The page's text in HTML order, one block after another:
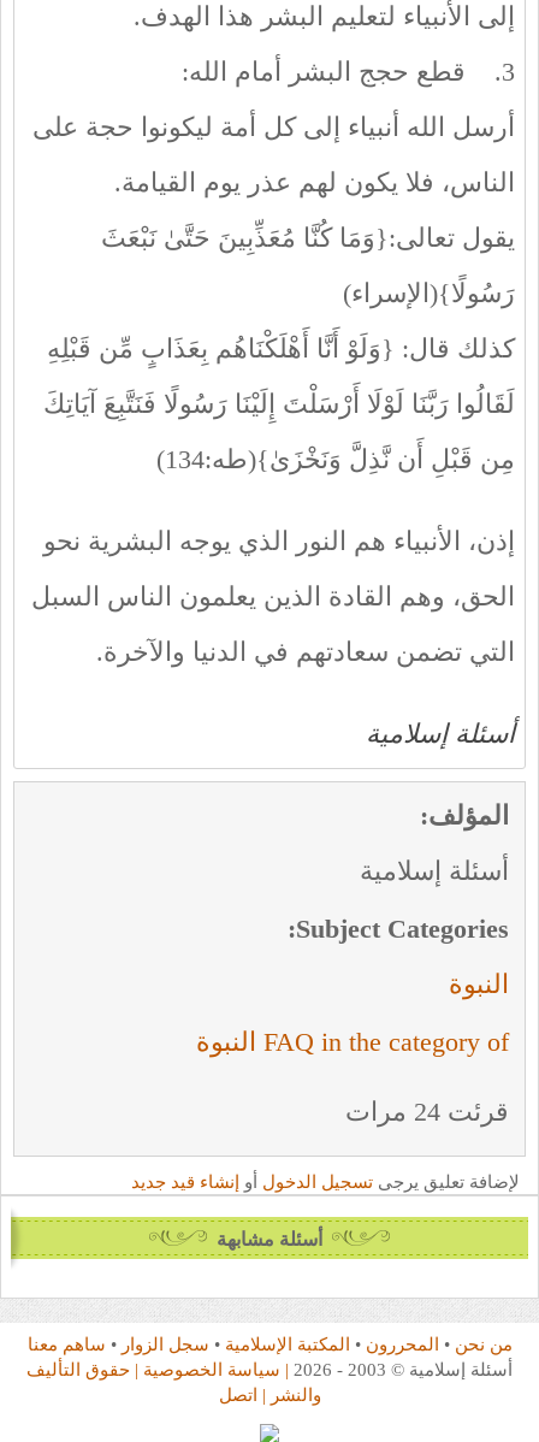
إلى الأنبياء لتعليم البشر هذا الهدف.
3. قطع حجج البشر أمام الله:
أرسل الله أنبياء إلى كل أمة ليكونوا حجة على
الناس، فلا يكون لهم عذر يوم القيامة.
يقول تعالى:{وَمَا كُنَّا مُعَذِّبِينَ حَتَّىٰ نَبْعَثَ
رَسُولًا}(الإسراء)
كذلك قال: {وَلَوْ أَنَّا أَهْلَكْنَاهُم بِعَذَابٍ مِّن قَبْلِهِ
لَقَالُوا رَبَّنَا لَوْلَا أَرْسَلْتَ إِلَيْنَا رَسُولًا فَنَتَّبِعَ آيَاتِكَ
مِن قَبْلِ أَن نَّذِلَّ وَنَخْزَىٰ}(طه:134)
إذن، الأنبياء هم النور الذي يوجه البشرية نحو
الحق، وهم القادة الذين يعلمون الناس السبل
التي تضمن سعادتهم في الدنيا والآخرة.
أسئلة إسلامية
المؤلف:
أسئلة إسلامية
Subject Categories:
النبوة
FAQ in the category of النبوة
قرئت 24 مرات
لإضافة تعليق يرجى تسجيل الدخول أو إنشاء قيد جديد
أسئلة مشابهة
من نحن • المحررون • المكتبة الإسلامية • سجل الزوار • ساهم معنا
أسئلة إسلامية © 2003 - 2026
| سياسة الخصوصية | حقوق التأليف
والنشر | اتصل